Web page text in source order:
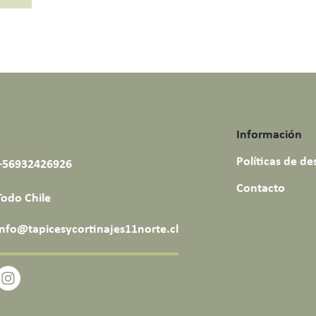
Chile
Información
Políticas de
Contacto